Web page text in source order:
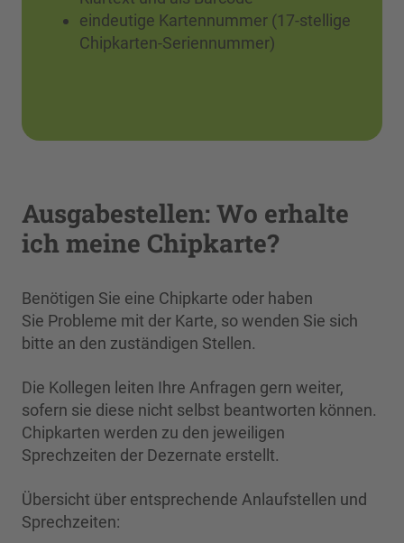
eindeutige Kartennummer (17-stellige
Chipkarten-Seriennummer)
Ausgabestellen: Wo erhalte
ich meine Chipkarte?
Benötigen Sie eine Chipkarte oder haben
Sie Probleme mit der Karte, so wenden Sie sich
bitte an den zuständigen Stellen.
Die Kollegen leiten Ihre Anfragen gern weiter,
sofern sie diese nicht selbst beantworten können.
Chipkarten werden zu den jeweiligen
Sprechzeiten der Dezernate erstellt.
Übersicht über entsprechende Anlaufstellen und
Sprechzeiten: